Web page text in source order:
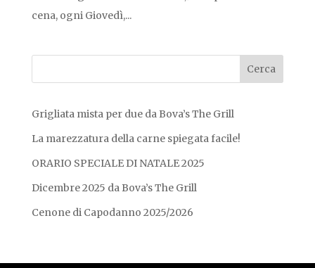
cena, ogni Giovedì,...
Grigliata mista per due da Bova’s The Grill
La marezzatura della carne spiegata facile!
ORARIO SPECIALE DI NATALE 2025
Dicembre 2025 da Bova’s The Grill
Cenone di Capodanno 2025/2026